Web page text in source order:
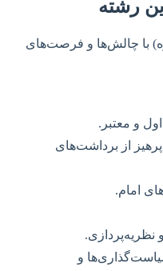
رشته
با چالش‌ها و فرصت‌های
و معتبر.
از برداشت‌های
امام.
نظریه‌پردازی.
و